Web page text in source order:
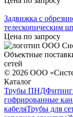
Задвижка с
телескопическим
Цена по запросу
Объектные
сетей
© 2026 ООО
Каталог
Трубы ПНД
гофрированные
кабеляТрубы для